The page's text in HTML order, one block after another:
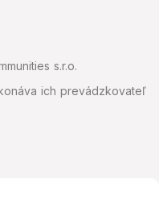
s.r.o.
ich prevádzkovateľ